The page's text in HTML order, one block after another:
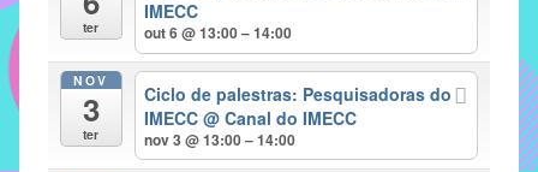
sociais
profissionais
ter
IMECC
out 6 @ 13:00 – 14:00
NOV
3
ter
Ciclo de palestras: Pesquisadoras do
IMECC@ Canal do IMECC
nov 3 @ 13:00 – 14:00